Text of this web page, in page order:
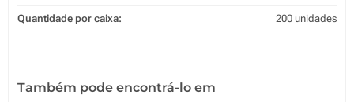
Quantidade por caixa: 200 unidades
Também pode encontrá-lo em